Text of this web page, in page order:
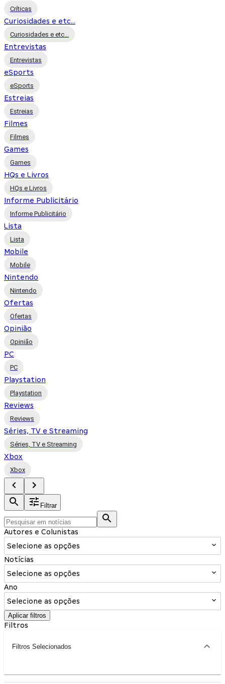
Críticas
Curiosidades e etc...
Curiosidades e etc...
Entrevistas
Entrevistas
eSports
eSports
Estreias
Estreias
Filmes
Filmes
Games
Games
HQs e Livros
HQs e Livros
Informe Publicitário
Informe Publicitário
Lista
Lista
Mobile
Mobile
Nintendo
Nintendo
Ofertas
Ofertas
Opinião
Opinião
PC
PC
Playstation
Playstation
Reviews
Reviews
Séries, TV e Streaming
Séries, TV e Streaming
Xbox
Xbox
Filtrar
Autores e Colunistas
Selecione as opções
Notícias
Selecione as opções
Ano
Selecione as opções
Aplicar filtros
Filtros
Filtros Selecionados